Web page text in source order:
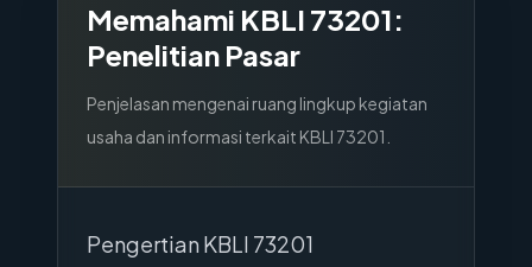
Memahami KBLI 73201:
Penelitian Pasar
Penjelasan mengenai ruang lingkup kegiatan
usaha dan informasi terkait KBLI 73201
Pengertian KBLI 73201